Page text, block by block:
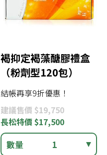
褐抑定褐藻醣膠禮盒
（粉劑型120包）
結帳再享9折優惠！
建議售價 $19,750
長松特價 $17,500
數量 1